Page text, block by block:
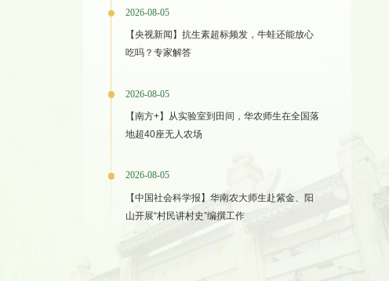
2026-08-05
【央视新闻】抗生素超标频发，牛蛙还能放心
吃吗？专家解答
2026-08-05
【南方+】从实验室到田间，华农师生在全国落
地超40座无人农场
2026-08-05
【中国社会科学报】华南农大师生赴紫金、阳
山开展“村民讲村史”编撰工作